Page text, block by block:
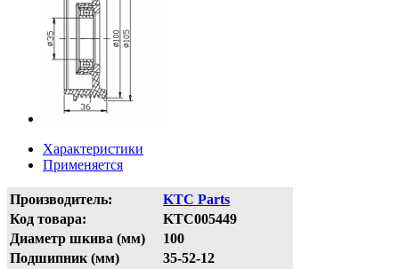
Характеристики
Применяется
Производитель:
KTC Parts
Код товара:
KTC005449
Диаметр шкива (мм)
100
Подшипник (мм)
35-52-12